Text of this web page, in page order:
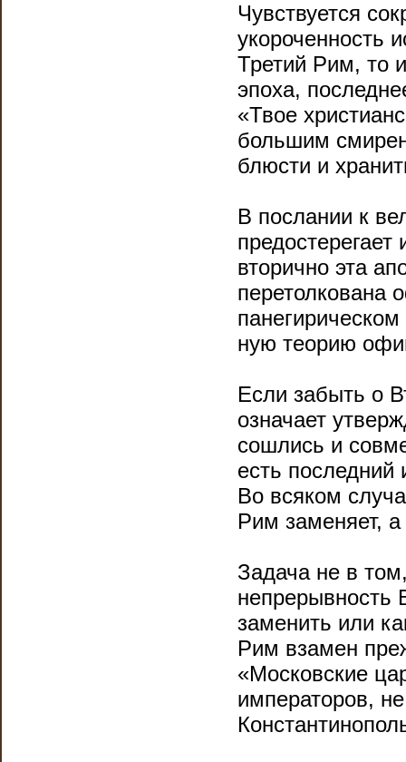
Чувствуется
укороченность
Третий Рим, то
эпоха,
«Твое
большим
блюсти и
В послании к
вторично эта
перетолкована
ную теорию
Если забыть о
означает
сошлись и
есть
Во всяком
Рим заменяет,
Задача не в
непрерывность
заменить или
Рим взамен
«Московские
императоров,